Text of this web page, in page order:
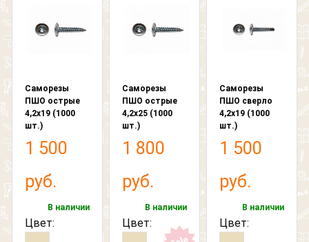
Саморезы
ПШО острые
4,2х19 (1000
шт.)
1 500
руб.
В наличии
Цвет:
Саморезы
ПШО острые
4,2х25 (1000
шт.)
1 800
руб.
В наличии
Цвет:
Саморезы
ПШО сверло
4,2х19 (1000
шт.)
1 500
руб.
В наличии
Цвет: